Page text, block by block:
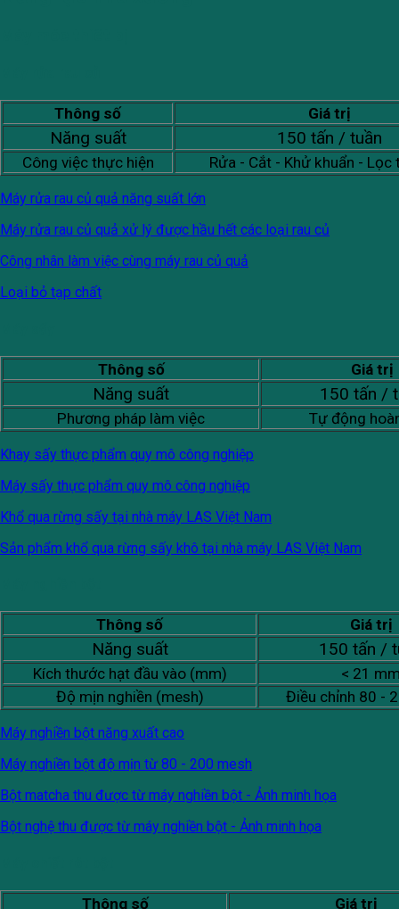
Thông số Giá trị
Năng suất 150 tấn / tuần
Công việc thực hiện Rửa - Cắt - Khử khuẩn - Lọc
Máy rửa rau củ quả năng suất lớn
Máy rửa rau củ quả xử lý được hầu hết các loại rau củ
Công nhân làm việc cùng máy rau củ quả
Loại bỏ tạp chất
Thông số Giá trị
Năng suất 150 tấn /
Phương pháp làm việc Tự động
Khay sấy thực phẩm quy mô công nghiệp
Máy sấy thực phẩm quy mô công nghiệp
Khổ qua rừng sấy tại nhà máy LAS Việt Nam
Sản phẩm khổ qua rừng sấy khô tại nhà máy LAS Việt Nam
Thông số Giá trị
Năng suất 150 tấn /
Kích thước hạt đầu vào (mm)
< 21
Độ mịn nghiền (mesh)
Điều chỉnh 80 -
Máy nghiền bột năng xuất cao
Máy nghiền bột độ mịn từ 80 - 200 mesh
Bột matcha thu được từ máy nghiền bột - Ảnh minh họa
Bột nghệ thu được từ máy nghiền bột - Ảnh minh họa
Thông số Giá trị